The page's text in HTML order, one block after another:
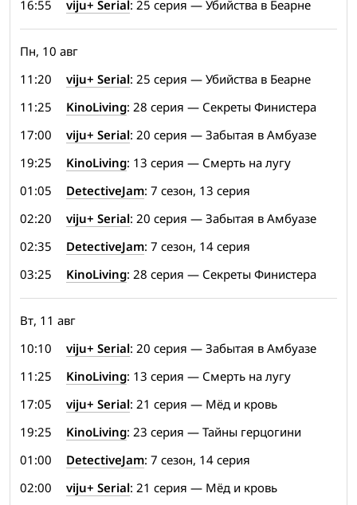
16:55 viju+ Serial: 25 серия — Убийства в Беарне
Пн, 10 авг
11:20
viju+ Serial: 25 серия — Убийства в Беарне
11:25
KinoLiving: 28 серия — Секреты Финистера
17:00
viju+ Serial: 20 серия — Забытая в Амбуазе
19:25
KinoLiving: 13 серия — Смерть на лугу
01:05
DetectiveJam: 7 сезон, 13 серия
02:20
viju+ Serial: 20 серия — Забытая в Амбуазе
02:35
DetectiveJam: 7 сезон, 14 серия
03:25
KinoLiving: 28 серия — Секреты Финистера
Вт, 11 авг
10:10
viju+ Serial: 20 серия — Забытая в Амбуазе
11:25
KinoLiving: 13 серия — Смерть на лугу
17:05
viju+ Serial: 21 серия — Мёд и кровь
19:25
KinoLiving: 23 серия — Тайны герцогини
01:00
DetectiveJam: 7 сезон, 14 серия
02:00
viju+ Serial: 21 серия — Мёд и кровь